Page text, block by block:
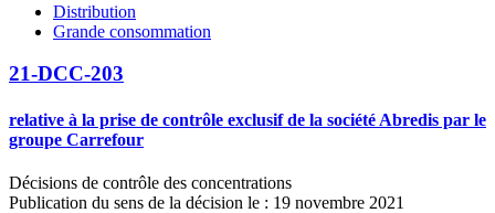
Distribution
Grande consommation
21-DCC-203
relative à la prise de contrôle exclusif de la société Abredis par le
groupe Carrefour
Décisions de contrôle des concentrations
Publication du sens de la décision le : 19 novembre 2021